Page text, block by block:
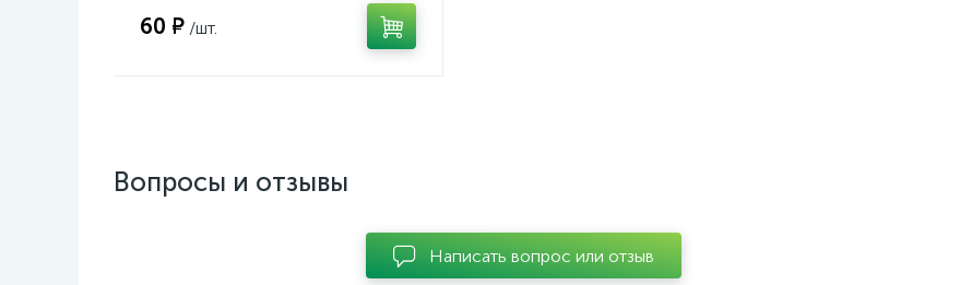
60 ₽ /шт.
Вопросы и отзывы
Написать вопрос или отзыв